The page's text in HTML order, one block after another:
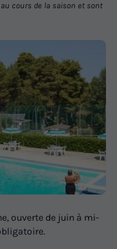
cours de la saison et sont
ouverte de juin à mi-